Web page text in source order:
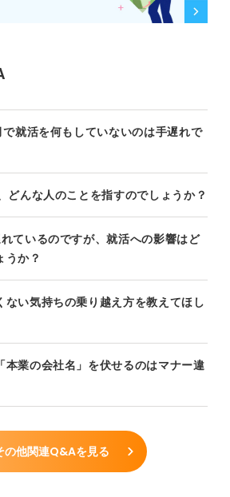
就活を何もしていないのは手遅れで
どんな人のことを指すのでしょうか？
ているのですが、就活への影響はど
うか？
ない気持ちの乗り越え方を教えてほし
本業の会社名」を伏せるのはマナー違
の他関連Q&Aを見る